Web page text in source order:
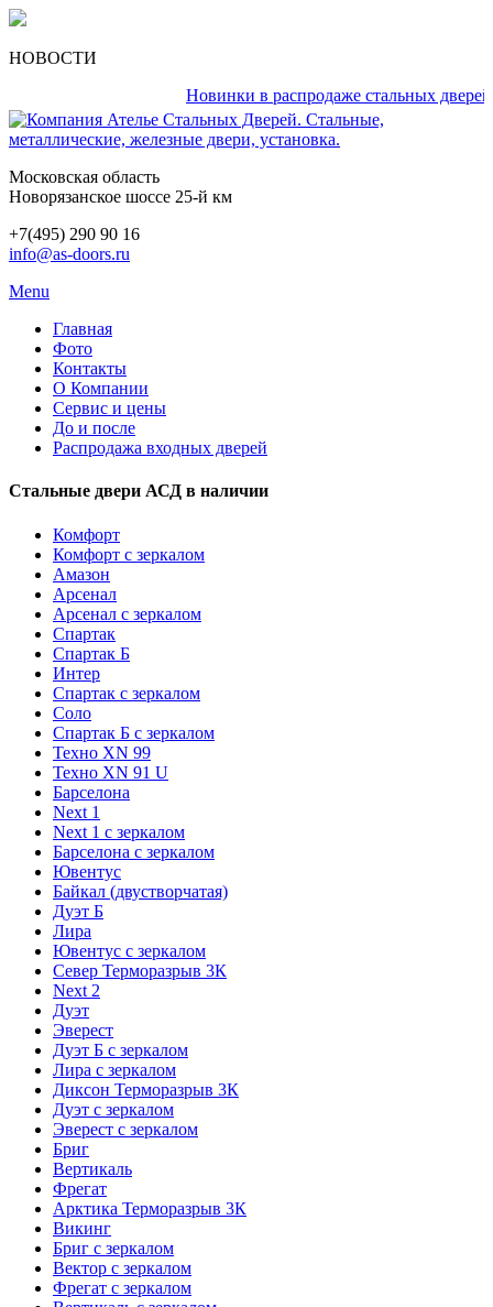
НОВОСТИ
Новинки в распродаже стальных дверей
Московская область
Новорязанское шоссе 25-й км
+7(495) 290 90 16
info@as-doors.ru
Menu
Главная
Фото
Контакты
О Компании
Сервис и цены
До и после
Распродажа входных дверей
Стальные двери АСД в наличии
Комфорт
Комфорт с зеркалом
Амазон
Арсенал
Арсенал с зеркалом
Спартак
Спартак Б
Интер
Спартак с зеркалом
Соло
Спартак Б с зеркалом
Техно XN 99
Техно XN 91 U
Барселона
Next 1
Next 1 с зеркалом
Барселона с зеркалом
Ювентус
Байкал (двустворчатая)
Дуэт Б
Лира
Ювентус с зеркалом
Север Терморазрыв 3К
Next 2
Дуэт
Эверест
Дуэт Б с зеркалом
Лира с зеркалом
Диксон Терморазрыв 3К
Дуэт с зеркалом
Эверест с зеркалом
Бриг
Вертикаль
Фрегат
Арктика Терморазрыв 3К
Викинг
Бриг с зеркалом
Вектор с зеркалом
Фрегат с зеркалом